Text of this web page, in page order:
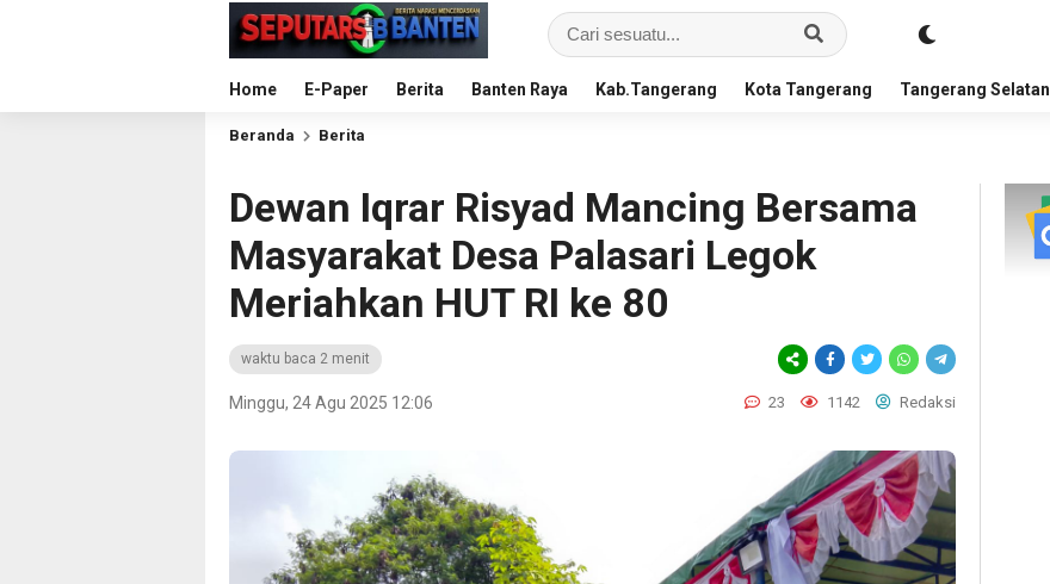
Home E-Paper Berita Banten Raya Kab.Tangerang Kota Tangerang Tangerang Selatan
Beranda Berita
Dewan Iqrar Risyad Mancing Bersama
Masyarakat Desa Palasari Legok
Meriahkan HUT RI ke 80
waktu baca 2 menit
Minggu, 24 Agu 2025 12:06 23 1142 Redaksi